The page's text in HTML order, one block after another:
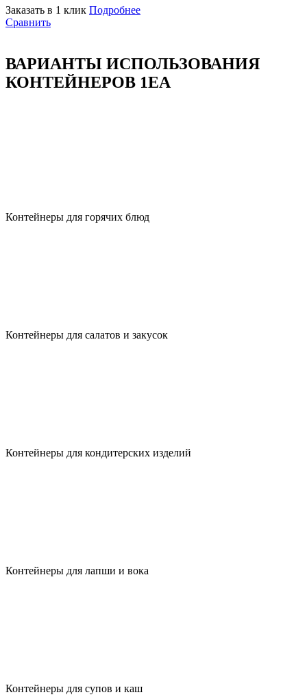
Заказать в 1 клик Подробнее
Сравнить
ВАРИАНТЫ ИСПОЛЬЗОВАНИЯ
КОНТЕЙНЕРОВ 1ЕА
Контейнеры для горячих блюд
Контейнеры для салатов и закусок
Контейнеры для кондитерских изделий
Контейнеры для лапши и вока
Контейнеры для супов и каш